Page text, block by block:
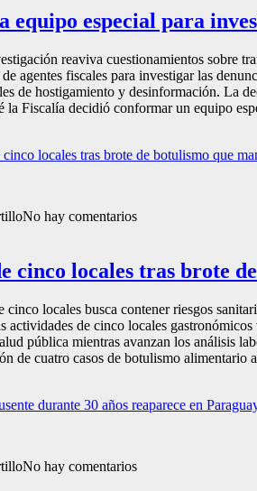
equipo especial para
reaviva cuestionamientos sobre
agentes fiscales para investigar las
de hostigamiento y desinformación. La
la Fiscalía decidió conformar un equipo
No hay comentarios
cinco locales tras brote
cinco locales busca contener riesgos
actividades de cinco locales
pública mientras avanzan los análisis
de cuatro casos de botulismo
No hay comentarios